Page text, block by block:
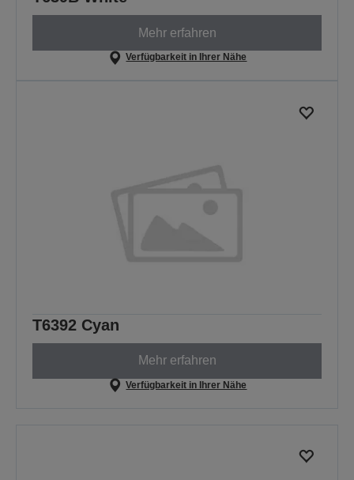
Mehr erfahren
Verfügbarkeit in Ihrer Nähe
T6392 Cyan
Mehr erfahren
Verfügbarkeit in Ihrer Nähe